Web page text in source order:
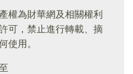
權為財華網及相關權利
可，禁止進行轉載、摘
使用。